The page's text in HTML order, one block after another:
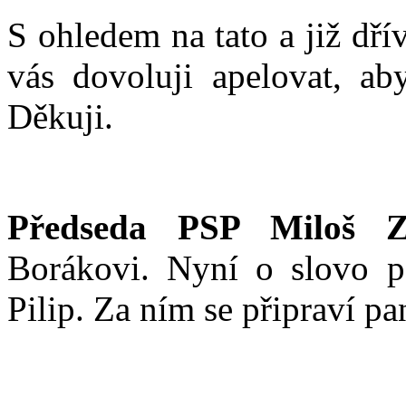
S ohledem na tato a již
vás dovoluji apelovat,
Děkuji.
Předseda PSP Miloš
Borákovi. Nyní o slovo
Pilip. Za ním se připraví